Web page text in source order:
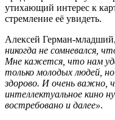
утихающий интерес к
стремление её увидеть.
Алексей Герман-
никогда не сомневался,
Мне кажется, что нам
только молодых людей,
здорово. И очень важно,
интеллектуальное кино
востребовано и далее».